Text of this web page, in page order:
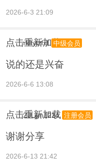
2026-6-3 21:09
点击重新加载
rkltytzfxf 中级会员
说的还是兴奋
2026-6-6 13:08
点击重新加载
ZJLjjm1224 注册会员
谢谢分享
2026-6-13 21:42